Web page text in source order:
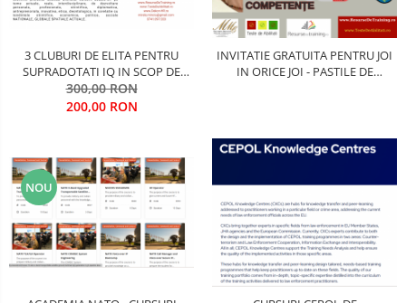
3 CLUBURI DE ELITA PENTRU
SUPRADOTATI IQ IN SCOP DE
DEZVOLTARE ACCELERATA
(1.ADULTI (18-99 ani)/ 2.
300,00 RON
200,00 RON
INVITATIE GRATUITA PENTRU JOI
IN ORICE JOI - PASTILE DE
NOU